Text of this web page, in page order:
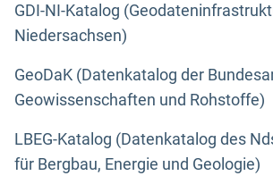
GDI-NI-Katalog
Niedersachsen)
GeoDaK (Datenkatalog der
Geowissenschaften und Rohstoffe)
LBEG-Katalog (Datenkatalog des
für Bergbau, Energie und Geologie)